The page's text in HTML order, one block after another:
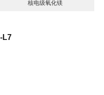
核电级氧化镁
L7